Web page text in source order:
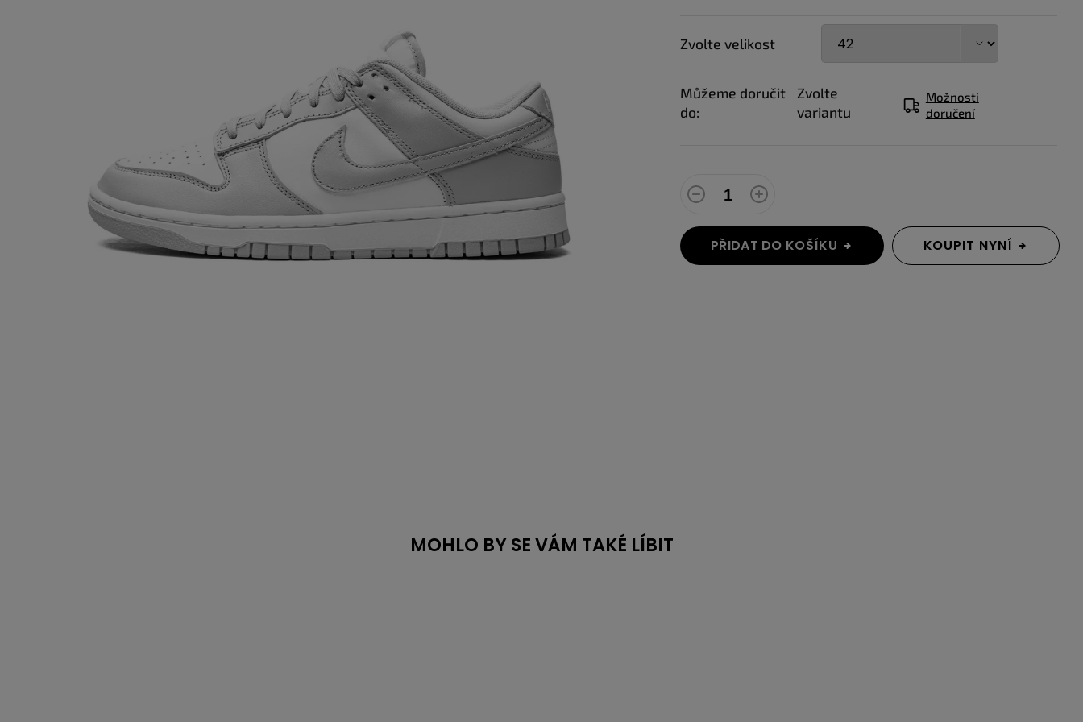
Zvolte velikost
Můžeme doručit
do:
Zvolte
variantu
Možnosti
doručení
PŘIDAT DO KOŠÍKU KOUPIT NYNÍ
MOHLO BY SE VÁM TAKÉ LÍBIT